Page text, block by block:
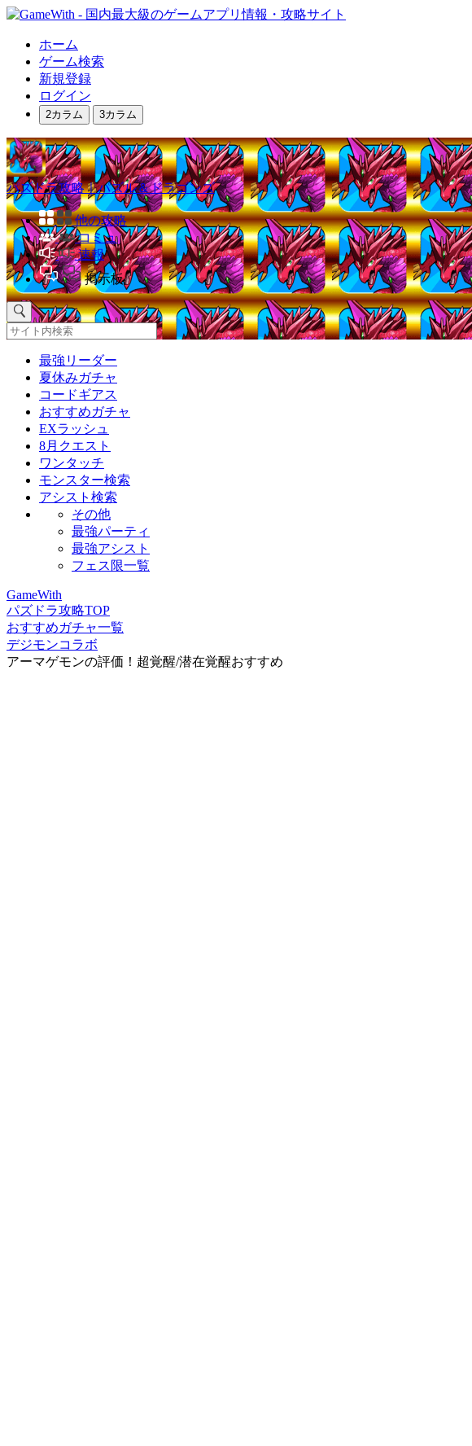
ホーム
ゲーム検索
新規登録
ログイン
2カラム 3カラム
パズドラ攻略｜パズル＆ドラゴンズ
他の攻略
コミュ
速報
掲示板
最強リーダー
夏休みガチャ
コードギアス
おすすめガチャ
EXラッシュ
8月クエスト
ワンタッチ
モンスター検索
アシスト検索
その他
最強パーティ
最強アシスト
フェス限一覧
GameWith
パズドラ攻略TOP
おすすめガチャ一覧
デジモンコラボ
アーマゲモンの評価！超覚醒/潜在覚醒おすすめ